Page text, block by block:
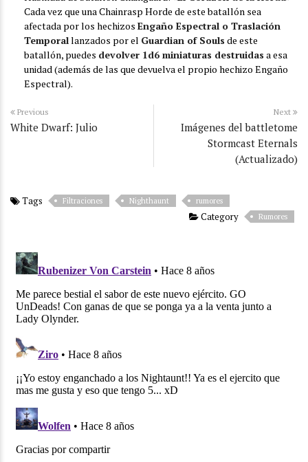
Cada vez que una Chainrasp Horde de este batallón sea
afectada por los hechizos Engaño Espectral o Traslación
Temporallanzados por el Guardian of Souls de este
batallón, puedes devolver 1d6 miniaturas destruidas a esa
unidad (además de las que devuelva el propio hechizo Engaño
Espectral).
Previous
White Dwarf: Julio
Next
Imágenes del battletome
Stormcast Eternals
(Actualizado)
Tags Filtraciones Nighthaunt rumores
Category Rumores